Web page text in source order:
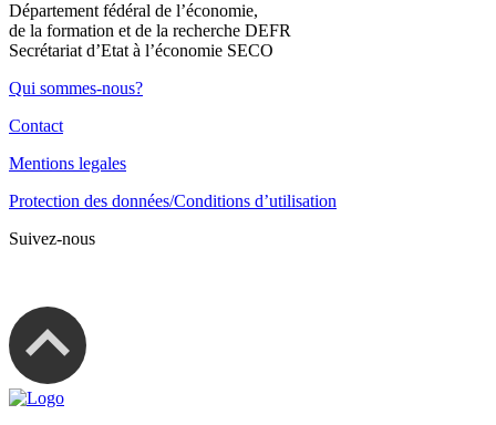
Département fédéral de l’économie,
de la formation et de la recherche DEFR
Secrétariat d’Etat à l’économie SECO
Qui sommes-nous?
Contact
Mentions legales
Protection des données/Conditions d’utilisation
Suivez-nous